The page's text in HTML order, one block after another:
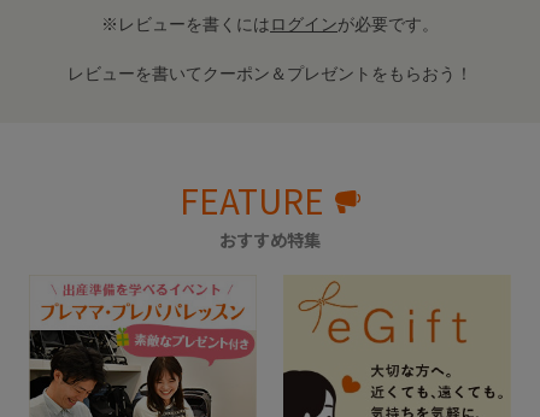
※レビューを書くにはログインが必要です。
レビューを書いてクーポン＆プレゼントをもらおう！
FEATURE
おすすめ特集